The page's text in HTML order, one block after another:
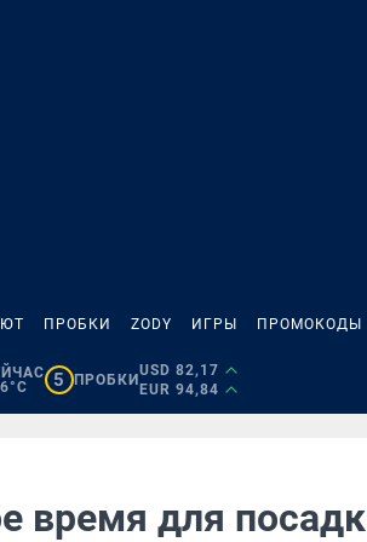
ПРОБКИ ZODY ИГРЫ ПРОМОКОДЫ
5 ПРОБКИ
USD 82,17
EUR 94,84
время для